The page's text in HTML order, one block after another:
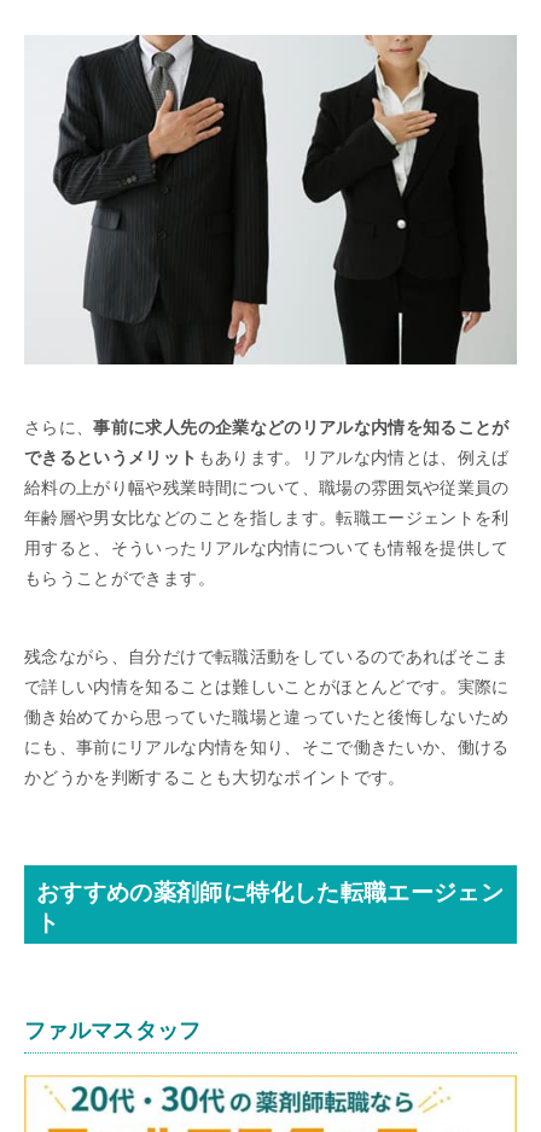
さらに、事前に求人先の企業などのリアルな内情を知ることが
できるというメリット もあります。リアルな内情とは、例えば
給料の上がり幅や残業時間について、職場の雰囲気や従業員の
年齢層や男女比などのことを指します。転職エージェントを利
用すると、そういったリアルな内情についても情報を提供して
もらうことができます。
残念ながら、自分だけで転職活動をしているのであればそこま
で詳しい内情を知ることは難しいことがほとんどです。実際に
働き始めてから思っていた職場と違っていたと後悔しないため
にも、事前にリアルな内情を知り、そこで働きたいか、働ける
かどうかを判断することも大切なポイントです。
おすすめの薬剤師に特化した転職エージェン
ト
ファルマスタッフ